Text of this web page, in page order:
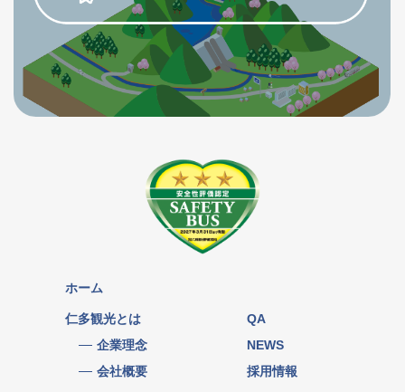
ホーム
仁多観光とは
企業理念
会社概要
QA
NEWS
採用情報